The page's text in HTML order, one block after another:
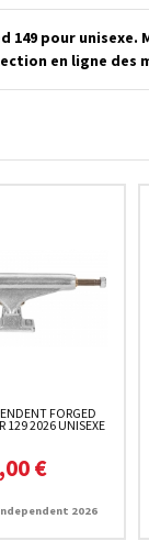
pour unisexe.
en ligne des
FORGED
129 2026 UNISEXE
€
2026